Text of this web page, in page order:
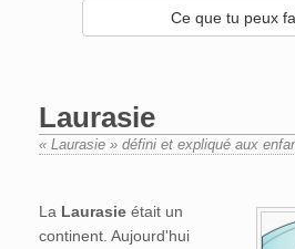
Ce que tu peux
Laurasie
« Laurasie » défini et expliqué aux
La Laurasie était un
continent. Aujourd'hui